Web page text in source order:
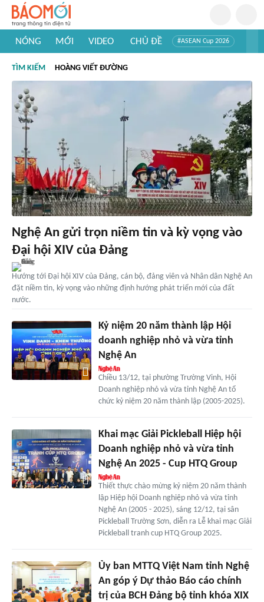
NÓNG MỚI VIDEO CHỦ ĐỀ #ASEAN Cup 2026
#Khám phá thế giới
TÌM KIẾM HOÀNG VIẾT ĐƯỜNG
Nghệ An gửi trọn niềm tin và kỳ vọng vào
Đại hội XIV của Đảng
Hướng tới Đại hội XIV của Đảng, cán bộ, đảng viên và Nhân dân Nghệ An
đặt niềm tin, kỳ vọng vào những định hướng phát triển mới của đất
nước.
Kỷ niệm 20 năm thành lập Hội
doanh nghiệp nhỏ và vừa tỉnh
Nghệ An
Chiều 13/12, tại phường Trường Vinh, Hội
Doanh nghiệp nhỏ và vừa tỉnh Nghệ An tổ
chức kỷ niệm 20 năm thành lập (2005-2025).
Khai mạc Giải Pickleball Hiệp hội
Doanh nghiệp nhỏ và vừa tỉnh
Nghệ An 2025 - Cup HTQ Group
Thiết thực chào mừng kỷ niệm 20 năm thành
lập Hiệp hội Doanh nghiệp nhỏ và vừa tỉnh
Nghệ An (2005 - 2025), sáng 12/12, tại sân
Pickleball Trường Sơn, diễn ra Lễ khai mạc Giải
Pickleball tranh cup HTQ Group 2025.
Ủy ban MTTQ Việt Nam tỉnh Nghệ
An góp ý Dự thảo Báo cáo chính
trị của BCH Đảng bộ tỉnh khóa XIX